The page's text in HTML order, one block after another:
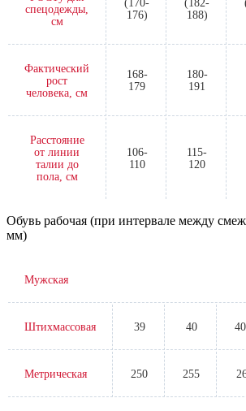
спецодежды,
см
(170-
176)
(182-
188)
Фактический
рост
человека, см
168-
179
180-
191
Расстояние
от линии
талии до
пола, см
106-
110
115-
120
Обувь рабочая (при интервале между
мм)
Мужская
Штихмассовая 39 40
Метрическая 250 255